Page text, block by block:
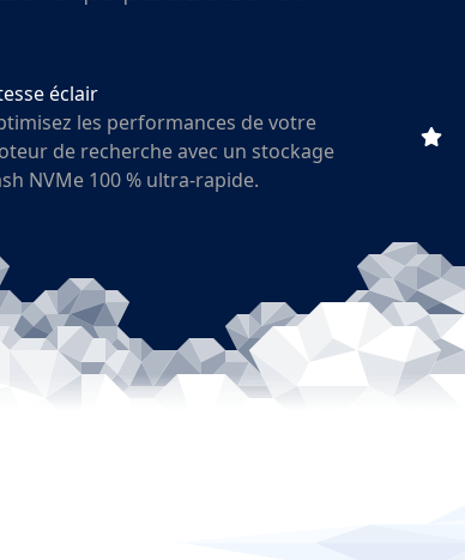
éclair
les performances de votre
de recherche avec un stockage
NVMe 100 % ultra-rapide.